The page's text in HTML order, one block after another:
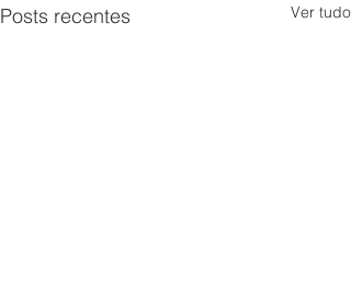
Posts recentes Ver tudo